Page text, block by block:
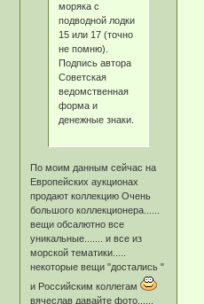
моряка с
подводной лодки
15 или 17 (точно
не помню).
Подпись автора
Советская
ведомственная
форма и
денежные знаки.
По моим данным сейчас на
Европейских аукционах
продают коллекцию Очень
большого коллекционера......
вещи обсалютно все
уникальные....... и все из
морской тематики.....
некоторые вещи "достались "
и Российским коллегам
вячеслав давайте фото......